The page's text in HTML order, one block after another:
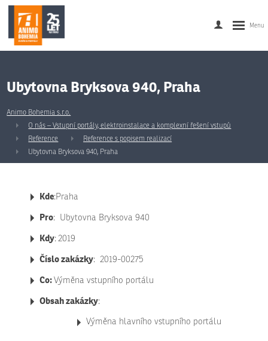
Ubytovna Bryksova 940, Praha
Animo Bohemia s.r.o.
O nás – Vstupní portály, elektroinstalace a komplexní řešení vstupů
Reference
Reference s popisem realizací
Ubytovna Bryksova 940, Praha
Kde:Praha
Pro: Ubytovna Bryksova 940
Kdy:2019
Číslo zakázky: 2019-00275
Co:Výměna vstupního portálu
Obsah zakázky:
Výměna hlavního vstupního portálu